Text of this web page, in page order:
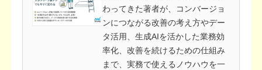
わってきた著者が、コンバージョ
ンにつながる改善の考え方やデー
タ活用、生成AIを活かした業務効
率化、改善を続けるための仕組み
まで、実務で使えるノウハウを一